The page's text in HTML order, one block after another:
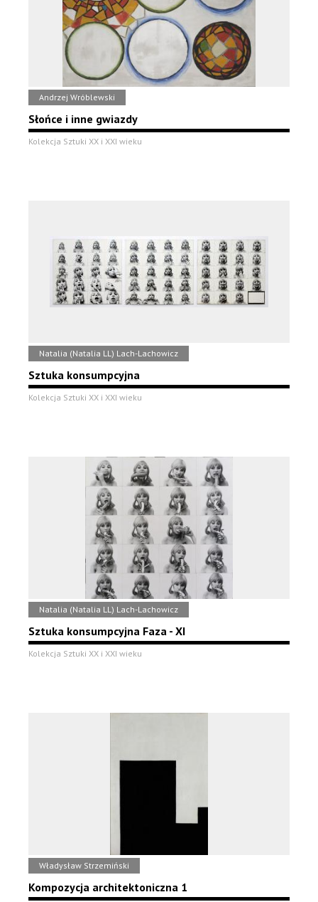
Andrzej Wróblewski
Słońce i inne gwiazdy
Kolekcja Sztuki XX i XXI wieku
Natalia (Natalia LL) Lach-Lachowicz
Sztuka konsumpcyjna
Kolekcja Sztuki XX i XXI wieku
Natalia (Natalia LL) Lach-Lachowicz
Sztuka konsumpcyjna Faza - XI
Kolekcja Sztuki XX i XXI wieku
Władysław Strzemiński
Kompozycja architektoniczna 1